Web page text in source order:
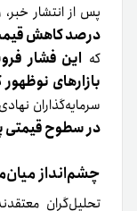
پس از انتشار خبر،
درصد کاهش
که این فشار
بازارهای
سرمایه‌گذاران
در سطوح قیمتی
چشم‌انداز
تحلیل‌گران